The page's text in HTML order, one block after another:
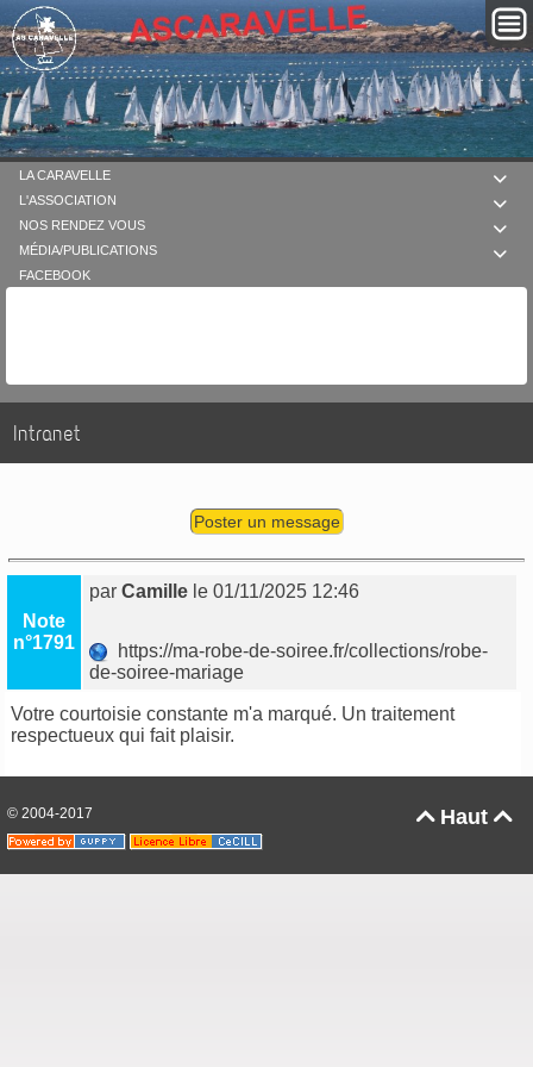

LA CARAVELLE

L'ASSOCIATION

NOS RENDEZ VOUS

MÉDIA/PUBLICATIONS
FACEBOOK
Intranet
Poster un message
Note
n°1791
parCamille le 01/11/2025 12:46
https://ma-robe-de-soiree.fr/collections/robe-
de-soiree-mariage
Votre courtoisie constante m'a marqué. Un traitement
respectueux qui fait plaisir.
Haut 
© 2004-2017